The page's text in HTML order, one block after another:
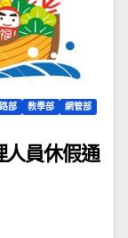
部 教學部
網管部
人員休假通